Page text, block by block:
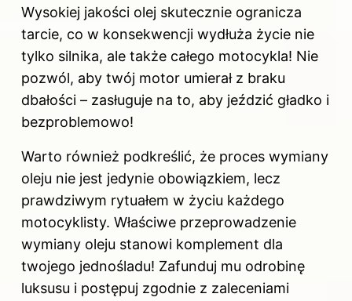
Wysokiej jakości olej skutecznie ogranicza
tarcie, co w konsekwencji wydłuża życie nie
tylko silnika, ale także całego motocykla! Nie
pozwól, aby twój motor umierał z braku
dbałości – zasługuje na to, aby jeździć gładko i
bezproblemowo!
Warto również podkreślić, że proces wymiany
oleju nie jest jedynie obowiązkiem, lecz
prawdziwym rytuałem w życiu każdego
motocyklisty. Właściwe przeprowadzenie
wymiany oleju stanowi komplement dla
twojego jednośladu! Zafunduj mu odrobinę
luksusu i postępuj zgodnie z zaleceniami